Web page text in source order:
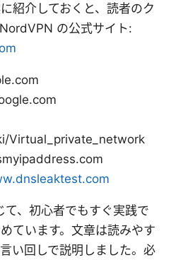
紹介しておくと、読者のク
の公式サイト:
Virtual_private_network
て、初心者でもすぐ実践で
ています。文章は読みやす
い回しで説明しました。必